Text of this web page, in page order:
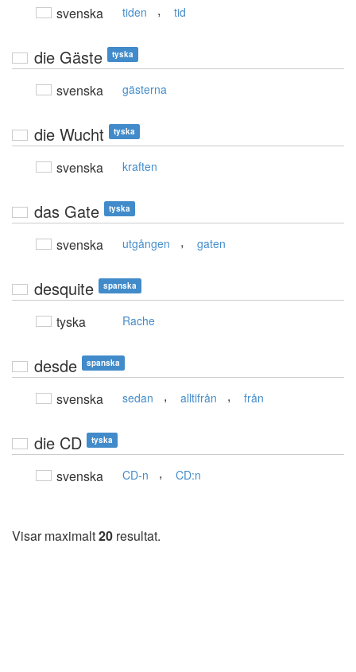
svenska tiden , tid
die Gäste tyska
svenska gästerna
die Wucht tyska
svenska kraften
das Gate tyska
svenska utgången , gaten
desquite spanska
tyska Rache
desde spanska
svenska sedan , alltifrån , från
die CD tyska
svenska CD-n , CD:n
Visar maximalt20 resultat.